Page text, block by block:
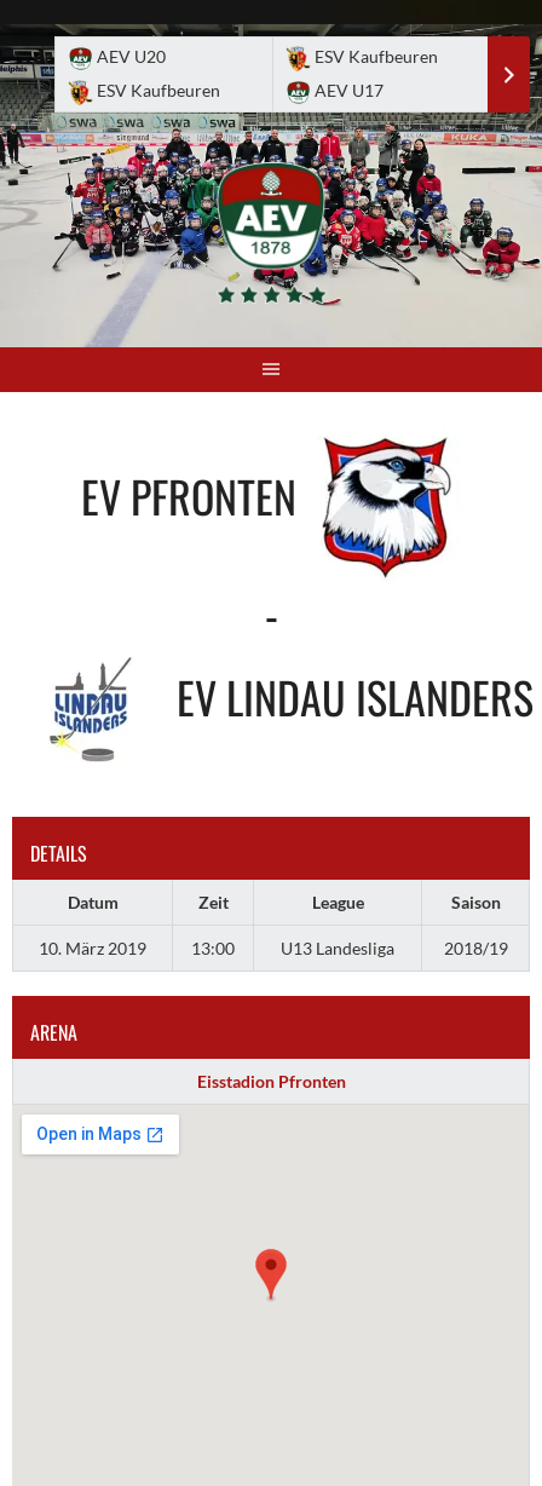
to
content
AEV U20
ESV Kaufbeuren
ESV Kaufbeuren
AEV U17
EV PFRONTEN
-
EV LINDAU ISLANDERS
DETAILS
Datum Zeit League Saison
10. März 2019 13:00 U13 Landesliga 2018/19
ARENA
Eisstadion Pfronten